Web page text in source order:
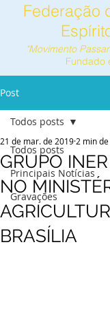
Federação
"Movimento
Fundado
Post
Todos posts
Principais Notícias
Gravações
Todos posts
GRUPO
NO
BRASÍLIA
21 de mar. de 2019 2 min